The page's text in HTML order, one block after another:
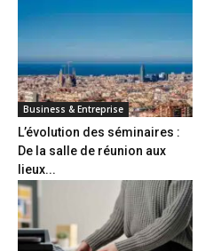
Business & Entreprise
L’évolution des séminaires :
De la salle de réunion aux
lieux...